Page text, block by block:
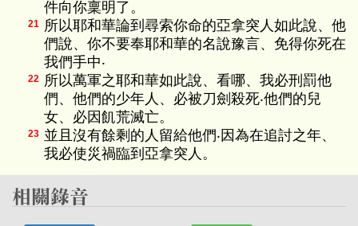
件向你稟明了。
21 所以耶和華論到尋索你命的亞拿突人如此說、他
們說、你不要奉耶和華的名說豫言、免得你死在
我們手中‧
22 所以萬軍之耶和華如此說、看哪、我必刑罰他
們、他們的少年人、必被刀劍殺死‧他們的兒
女、必因飢荒滅亡。
23 並且沒有餘剩的人留給他們‧因為在追討之年、
我必使災禍臨到亞拿突人。